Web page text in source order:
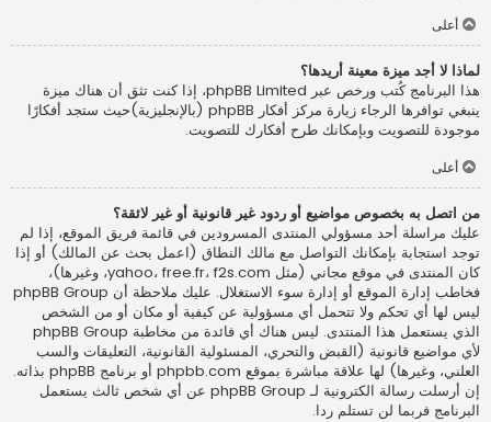
أعلى
لماذا لا أجد ميزة معينة أريدها؟
هذا البرنامج كُتب ورخص عبر phpBB Limited، إذا كنت تثق أن هناك ميزة
ينبغي توافرها الرجاء زيارة مركز أفكار phpBB (بالإنجليزية)
حيث ستجد أفكارًا
موجودة للتصويت وبإمكانك طرح أفكارك للتصويت.
أعلى
من اتصل به بخصوص مواضيع أو ردود غير قانونية أو غير لائقة؟
عليك مراسلة أحد مسؤولي المنتدى المسرودين في قائمة فريق الموقع، إذا لم
توجد استجابة بإمكانك التواصل مع مالك النطاق (اعمل بحث عن المالك) أو إذا
كان المنتدى في موقع مجاني (مثل yahoo، free.fr، f2s.com، وغيرها)،
فخاطب إدارة الموقع أو إدارة سوء الاستغلال. عليك ملاحظة أن phpBB Group
ليس لها أي تحكم ولا تتحمل أي مسؤولية عن كيفية أو مكان أو من الشخص
الذي يستعمل هذا المنتدى. ليس هناك أي فائدة من مخاطبة phpBB Group
لأي مواضيع قانونية (القبض والتحري، المسئولية القانونية، التعليقات والسب
العلني، وغيرها) لها علاقة مباشرة بموقع phpbb.com أو برنامج phpBB بذاته.
إن أرسلت رسالة الكترونية لـ phpBB Group عن أي شخص ثالث يستعمل
البرنامج فربما لن تستلم ردا.